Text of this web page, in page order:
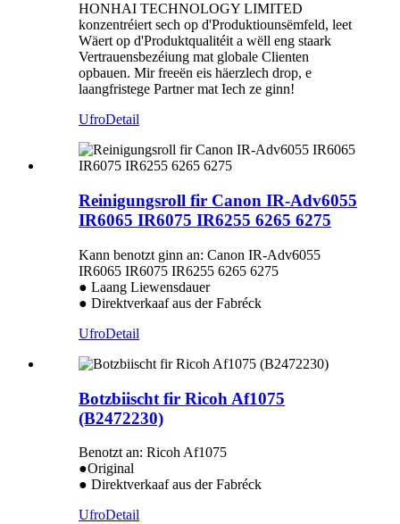
HONHAI TECHNOLOGY LIMITED
konzentréiert sech op d'Produktiounsëmfeld, leet
Wäert op d'Produktqualitéit a wëll eng staark
Vertrauensbezéiung mat globale Clienten
opbauen. Mir freeën eis häerzlech drop, e
laangfristege Partner mat Iech ze ginn!
UfroDetail
Reinigungsroll fir Canon IR-Adv6055
IR6065 IR6075 IR6255 6265 6275
Kann benotzt ginn an: Canon IR-Adv6055
IR6065 IR6075 IR6255 6265 6275
● Laang Liewensdauer
● Direktverkaaf aus der Fabréck
UfroDetail
Botzbiischt fir Ricoh Af1075
(B2472230)
Benotzt an: Ricoh Af1075
●Original
● Direktverkaaf aus der Fabréck
UfroDetail